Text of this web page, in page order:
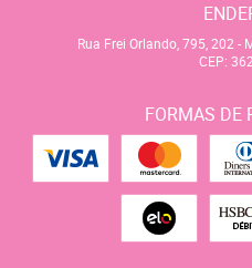
Rua Frei Orlando, 795, 202 -
CEP:
FORMAS DE